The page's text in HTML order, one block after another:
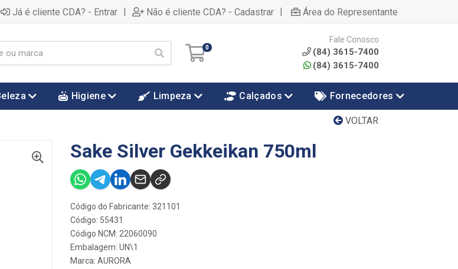
Já é cliente CDA? - Entrar | Não é cliente CDA? - Cadastrar | Área do Representante
0
Fale Conosco
(84) 3615-7400
(84) 3615-7400
Higiene Limpeza Calçados Fornecedores
VOLTAR
Sake Silver Gekkeikan 750ml
Código do Fabricante: 321101
Código: 55431
Código NCM: 22060090
Embalagem: UN\1
Marca: AURORA